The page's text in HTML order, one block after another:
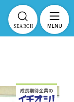
MENU